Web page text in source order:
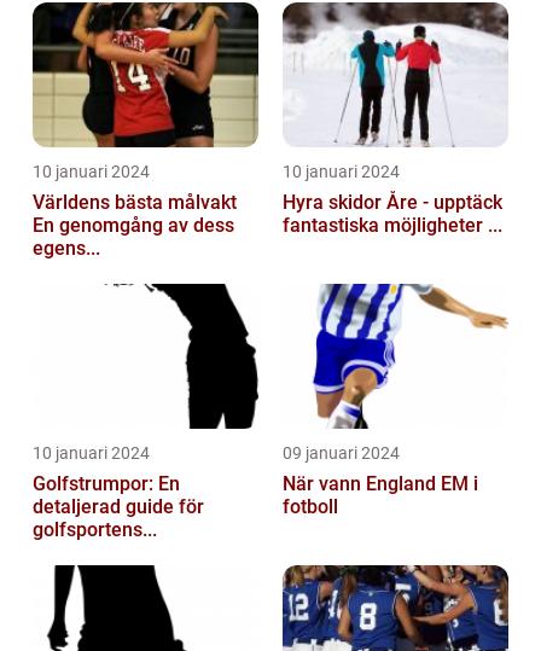
10 januari 2024
Världens bästa målvakt
En genomgång av dess
egens...
10 januari 2024
Hyra skidor Åre - upptäck
fantastiska möjligheter ...
10 januari 2024
Golfstrumpor: En
detaljerad guide för
golfsportens...
09 januari 2024
När vann England EM i
fotboll